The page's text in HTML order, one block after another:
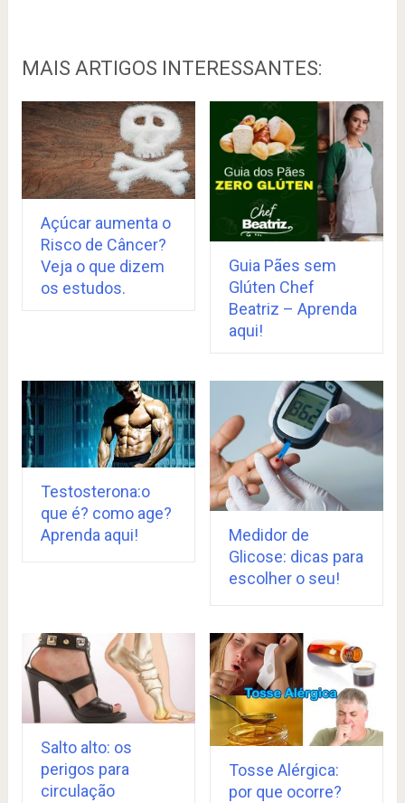
MAIS ARTIGOS INTERESSANTES:
Açúcar aumenta o
Risco de Câncer?
Veja o que dizem
os estudos.
Guia Pães sem
Glúten Chef
Beatriz – Aprenda
aqui!
Testosterona:o
que é? como age?
Aprenda aqui!
Medidor de
Glicose: dicas para
escolher o seu!
Salto alto: os
perigos para
circulação
Tosse Alérgica:
por que ocorre?